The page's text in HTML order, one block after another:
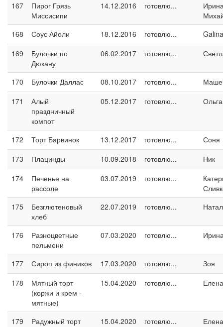
167
Пирог Грязь
Миссисипи
14.12.2016 готовлю...
168
Соус Айоли 18.12.2016 готовлю...
169
Булочки по
Дюкану
06.02.2017 готовлю...
170 Булочки Даллас 08.10.2017 готовлю...
171
Алый
праздничный
компот
05.12.2017 готовлю...
172 Торт Барвинок 13.12.2017 готовлю...
Соня
173
Плацинды 10.09.2018 готовлю...
Ник
174
Печенье на
рассоле
03.07.2019 готовлю...
175
Безглютеновый
хлеб
22.07.2019 готовлю...
176
Разноцветные
пельмени
07.03.2020 готовлю...
177 Сироп из фиников 17.03.2020 готовлю...
Зоя
178
Мятный торт
(коржи и крем -
мятные)
15.04.2020 готовлю...
179 Радужный торт 15.04.2020 готовлю...